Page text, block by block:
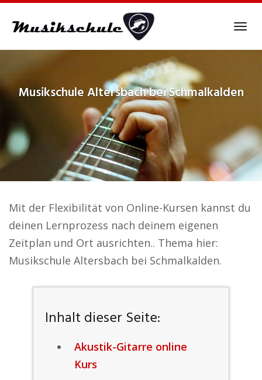
MusikschuleAltersbach bei Schmalkalden
Mit der Flexibilität von Online-Kursen kannst du
deinen Lernprozess nach deinem eigenen
Zeitplan und Ort ausrichten.. Thema hier:
Musikschule Altersbach bei Schmalkalden.
Inhalt dieser Seite:
Akustik-Gitarre online
Kurs